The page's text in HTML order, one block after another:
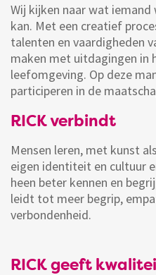
Wij kijken naar wat iemand
kan. Met een creatief
talenten en vaardigheden
maken met uitdagingen in
leefomgeving. Op deze
participeren in de
RICK verbindt
Mensen leren, met kunst
eigen identiteit en cultuur
heen beter kennen en
leidt tot meer begrip,
verbondenheid.
RICK geeft